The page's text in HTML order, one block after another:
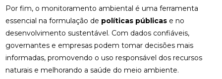
Por fim, o monitoramento ambiental é uma ferramenta
essencial na formulação de políticas públicase no
desenvolvimento sustentável. Com dados confiáveis,
governantes e empresas podem tomar decisões mais
informadas, promovendo o uso responsável dos recursos
naturais e melhorando a saúde do meio ambiente.